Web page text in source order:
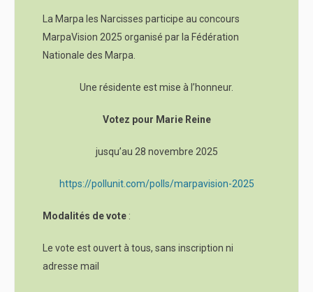
La Marpa les Narcisses participe au concours
MarpaVision 2025 organisé par la Fédération
Nationale des Marpa.
Une résidente est mise à l’honneur.
Votez pour Marie Reine
jusqu’au 28 novembre 2025
https://pollunit.com/polls/marpavision-2025
Modalités de vote :
Le vote est ouvert à tous, sans inscription ni
adresse mail